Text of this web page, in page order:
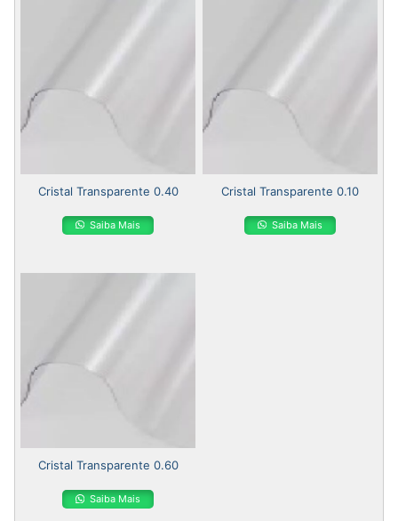
Cristal Transparente 0.40
Saiba Mais
Cristal Transparente 0.10
Saiba Mais
Cristal Transparente 0.60
Saiba Mais